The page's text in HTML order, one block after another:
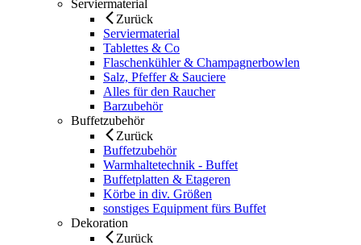
Serviermaterial
Zurück
Serviermaterial
Tablettes & Co
Flaschenkühler & Champagnerbowlen
Salz, Pfeffer & Sauciere
Alles für den Raucher
Barzubehör
Buffetzubehör
Zurück
Buffetzubehör
Warmhaltetechnik - Buffet
Buffetplatten & Etageren
Körbe in div. Größen
sonstiges Equipment fürs Buffet
Dekoration
Zurück